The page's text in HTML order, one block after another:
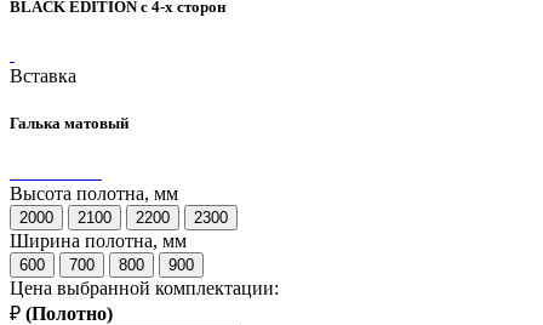
BLACK EDITION с 4-х сторон
Вставка
Галька матовый
Высота полотна, мм
2000 2100 2200 2300
Ширина полотна, мм
600 700 800 900
Цена выбранной комплектации:
₽ (Полотно)